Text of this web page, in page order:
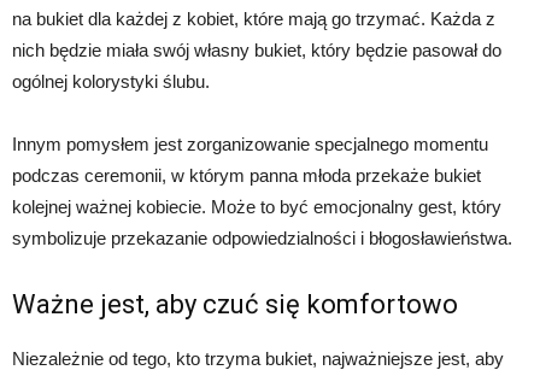
na bukiet dla każdej z kobiet, które mają go trzymać. Każda z
nich będzie miała swój własny bukiet, który będzie pasował do
ogólnej kolorystyki ślubu.
Innym pomysłem jest zorganizowanie specjalnego momentu
podczas ceremonii, w którym panna młoda przekaże bukiet
kolejnej ważnej kobiecie. Może to być emocjonalny gest, który
symbolizuje przekazanie odpowiedzialności i błogosławieństwa.
Ważne jest, aby czuć się komfortowo
Niezależnie od tego, kto trzyma bukiet, najważniejsze jest, aby